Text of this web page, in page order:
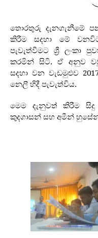
තොරතුරු දැනගැනීමේ
කිරීම සදහා මේ
පැවැත්වීමට ශ්‍රී ලංකා
කරමින් සිටි.ඒ අනුව
සදහා වන වැඩමුළුව
නෙලී හිදී පැවැත්විය.
මෙම දැනුවත් කිරීම
කුදගාසන් සහ අමීන්